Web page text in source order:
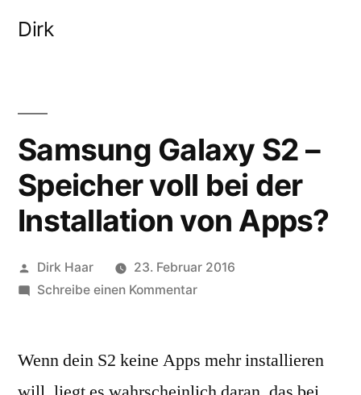
Dirk
Samsung Galaxy S2 –
Speicher voll bei der
Installation von Apps?
Veröffentlicht
von
Dirk Haar
23. Februar 2016
Schreibe einen Kommentarzu
S2
Wenn dein S2 keine Apps mehr installieren